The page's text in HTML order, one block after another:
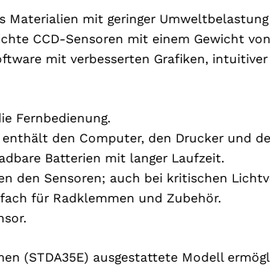
Materialien mit geringer Umweltbelastung
CCD-Sensoren mit einem Gewicht
mit verbesserten Grafiken,
Fernbedienung.
den Computer, den Drucker und
Batterien mit langer Laufzeit.
den Sensoren; auch bei kritischen
für Radklemmen und Zubehör.
(STDA35E) ausgestattete Modell